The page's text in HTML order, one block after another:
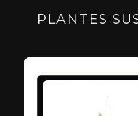
PLANTES